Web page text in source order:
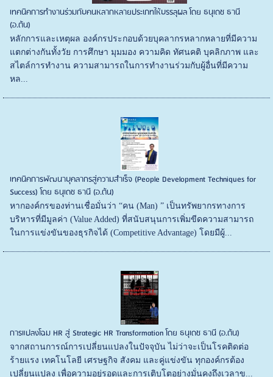
เทคนิคการทำงานร่วมกับคนหลากหลายประเภทให้บรรลุผล โดย ธนุเดช ธานี
(อ.ต้น)
หลักการและเหตุผล องค์กรประกอบด้วยบุคลากรหลากหลายที่มีความ
แตกต่างกันทั้งวัย การศึกษา มุมมอง ความคิด ทัศนคติ บุคลิกภาพ และ
สไตล์การทำงาน ความสามารถในการทำงานร่วมกับผู้อื่นที่มีความ
หล...
เทคนิคการพัฒนาบุคลากรสู่ความสำเร็จ (People Development Techniques for
Success) โดย ธนุเดช ธานี (อ.ต้น)
หากองค์กรของท่านเชื่อมั่นว่า “คน (Man) ” เป็นทรัพยากรทางการ
บริหารที่มีมูลค่า (Value Added) ที่สนับสนุนการเพิ่มขีดความสามารถ
ในการแข่งขันของธุรกิจได้ (Competitive Advantage) โดยมีผู้...
การแปลงโฉม HR สู่ Strategic HR Transformation โดย ธนุเดช ธานี (อ.ต้น)
จากสถานการณ์การเปลี่ยนแปลงในปัจจุบัน ไม่ว่าจะเป็นโรคติดต่อ
ร้ายแรง เทคโนโลยี เศรษฐกิจ สังคม และคู่แข่งขัน ทุกองค์กรต้อง
เปลี่ยนแปลง เพื่อความอยู่รอดและการเติบโตอย่างมั่นคงถึงเวลาข...